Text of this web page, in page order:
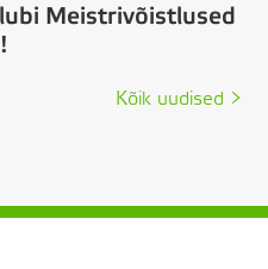
Meistrivõistlused
Kõik uudised >